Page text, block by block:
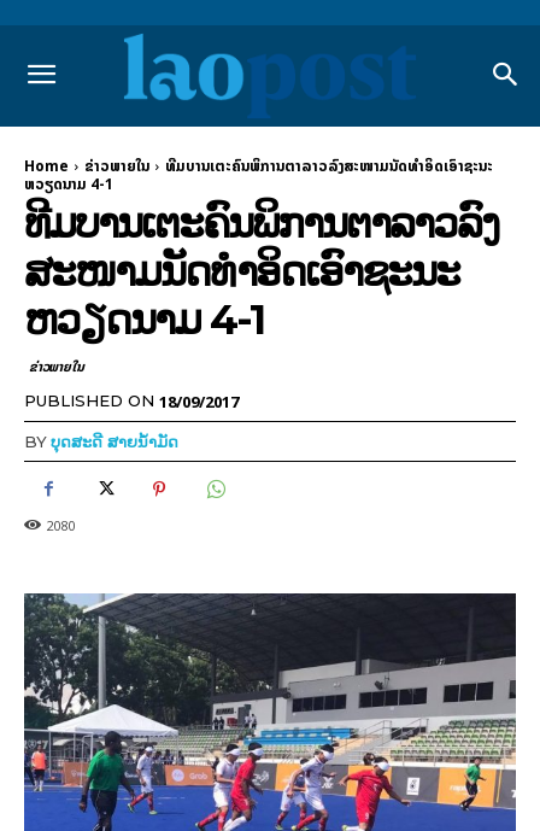
Home ຂ່າວພາຍ​ໃນ
ທີມບານເຕະຄົນພິການຕາລາວລົງສະໜາມນັດທຳອິດເອົາຊະນະ
ຫວຽດນາມ 4-1
ທີມບານເຕະຄົນພິການຕາລາວລົງ
ສະໜາມນັດທຳອິດເອົາຊະນະ
ຫວຽດນາມ 4-1
ຂ່າວພາຍ​ໃນ
PUBLISHED ON 18/09/2017
BYບຸດສະດີ ສາຍນ້ຳມັດ
2080